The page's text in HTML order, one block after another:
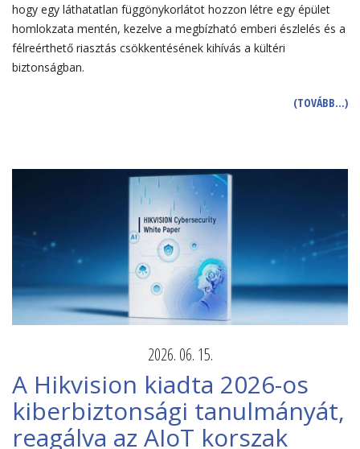
hogy egy láthatatlan függönykorlátot hozzon létre egy épület
homlokzata mentén, kezelve a megbízható emberi észlelés és a
félreérthető riasztás csökkentésének kihívás a kültéri
biztonságban.
(TOVÁBB…)
2026. 06. 15.
A Hikvision kiadta 2026-os
kiberbiztonsági tanulmányát,
reagálva az AIoT korszak